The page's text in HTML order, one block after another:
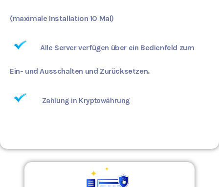
(maximale Installation 10 Mal)
Alle Server verfügen über ein Bedienfeld zum
Ein- und Ausschalten und Zurücksetzen.
Zahlung in Kryptowährung